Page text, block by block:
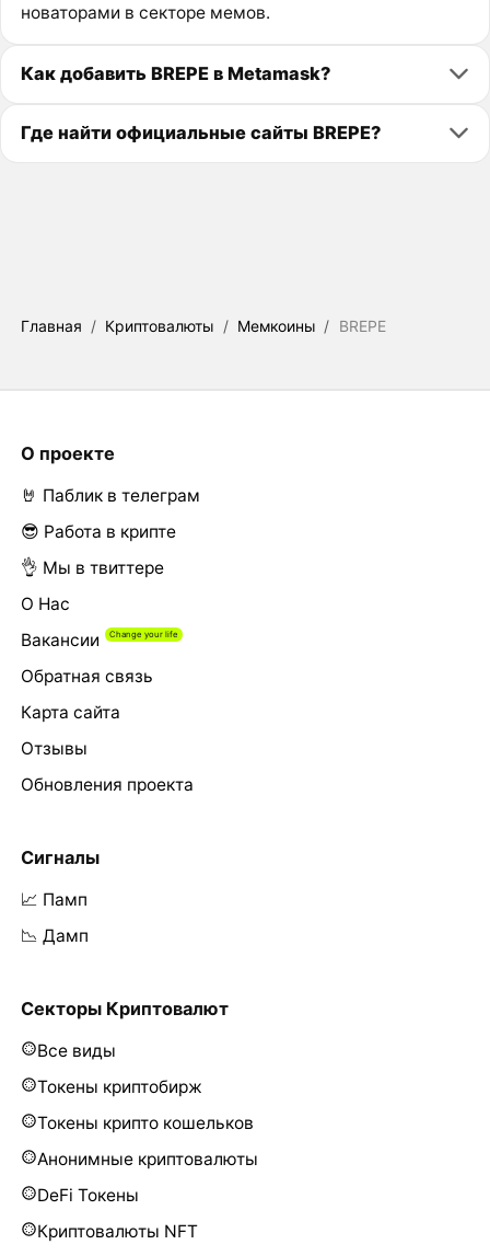
новаторами в секторе мемов.
Как добавить BREPE в Metamask?
Где найти официальные сайты BREPE?
Главная / Криптовалюты / Мемкоины / BREPE
О проекте
🤘 Паблик в телеграм
😎 Работа в крипте
👌 Мы в твиттере
О Нас
Вакансии
Обратная связь
Карта сайта
Отзывы
Обновления проекта
Сигналы
📈 Памп
📉 Дамп
Секторы Криптовалют
Все виды
Токены криптобирж
Токены крипто кошельков
Анонимные криптовалюты
DeFi Токены
Криптовалюты NFT